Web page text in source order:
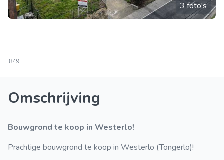
3 foto's
849
Omschrijving
Bouwgrond te koop in Westerlo!
Prachtige bouwgrond te koop in Westerlo (Tongerlo)!